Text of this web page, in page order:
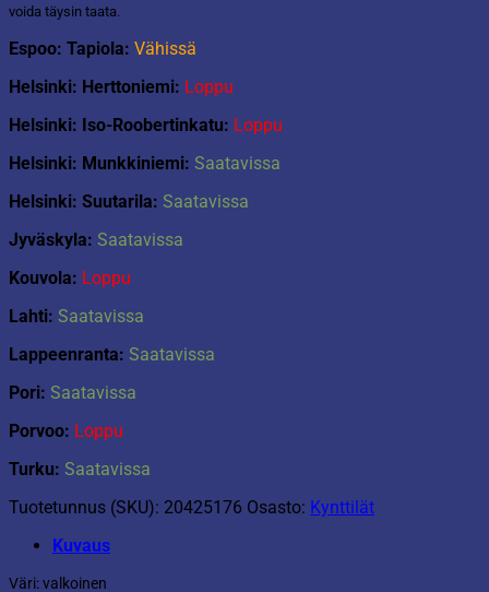
voida täysin taata.
Espoo: Tapiola: Vähissä
Helsinki: Herttoniemi: Loppu
Helsinki: Iso-Roobertinkatu: Loppu
Helsinki: Munkkiniemi: Saatavissa
Helsinki: Suutarila: Saatavissa
Jyväskyla: Saatavissa
Kouvola: Loppu
Lahti: Saatavissa
Lappeenranta: Saatavissa
Pori: Saatavissa
Porvoo: Loppu
Turku: Saatavissa
Tuotetunnus (SKU): 20425176 Osasto: Kynttilät
Kuvaus
Väri: valkoinen